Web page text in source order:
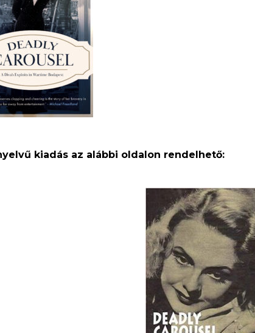
kiadás az alábbi oldalon rendelhető: